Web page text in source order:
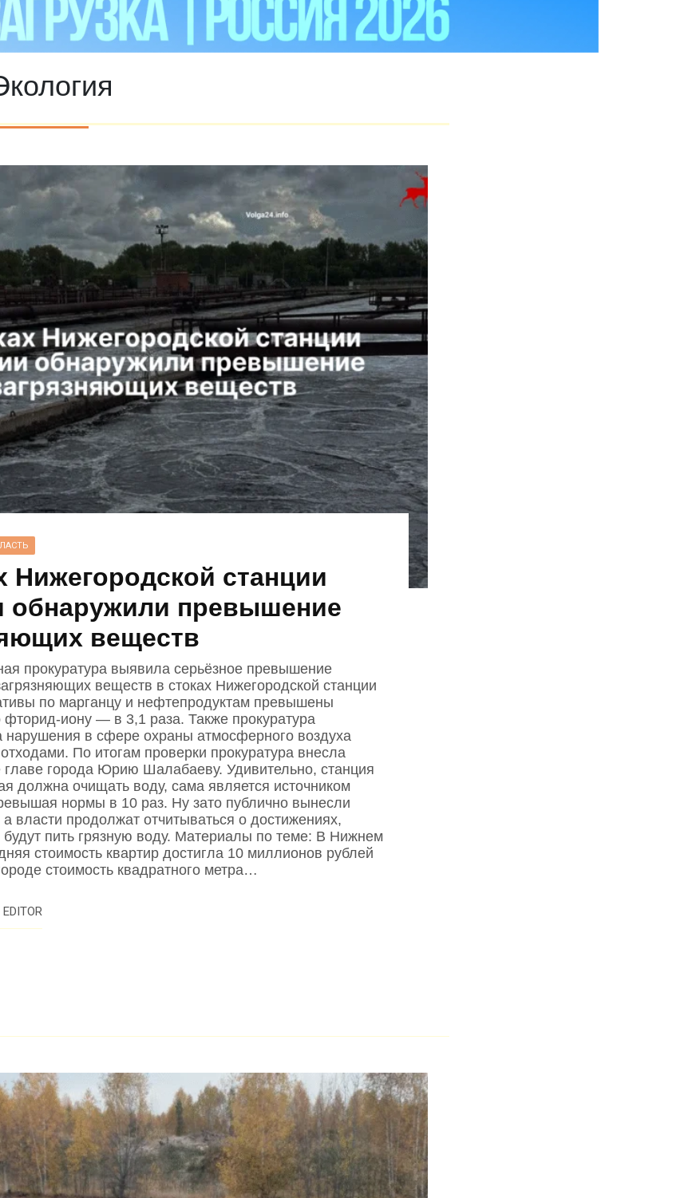
Нижегородской станции
обнаружили превышение
веществ
прокуратура выявила серьёзное превышение
веществ в стоках Нижегородской станции
по марганцу и нефтепродуктам превышены
— в 3,1 раза. Также прокуратура
нарушения в сфере охраны атмосферного воздуха
По итогам проверки прокуратура внесла
главе города Юрию Шалабаеву. Удивительно, станция
должна очищать воду, сама является источником
нормы в 10 раз. Ну зато публично вынесли
власти продолжат отчитываться о достижениях,
пить грязную воду. Материалы по теме: В Нижнем
стоимость квартир достигла 10 миллионов рублей
стоимость квадратного метра…
EDITOR